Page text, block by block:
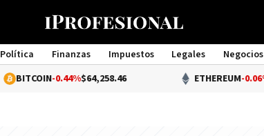
Política Finanzas Impuestos Legales Negocios
Management
-0.44%$64,258.46 ETHEREUM-0.06%$1,896.49